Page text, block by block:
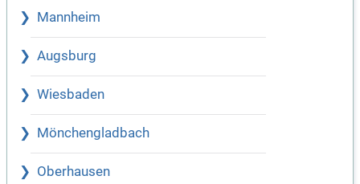
Mannheim
Augsburg
Wiesbaden
Mönchengladbach
Oberhausen